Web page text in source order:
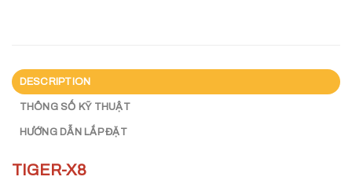
DESCRIPTION
THÔNG SỐ KỸ THUẬT
HƯỚNG DẪN LẮP ĐẶT
TIGER-X8